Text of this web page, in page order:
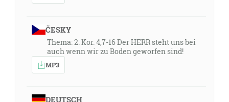
ČESKY
Thema: 2. Kor. 4,7-16 Der HERR steht uns bei
auch wenn wir zu Boden geworfen sind!
MP3
DEUTSCH